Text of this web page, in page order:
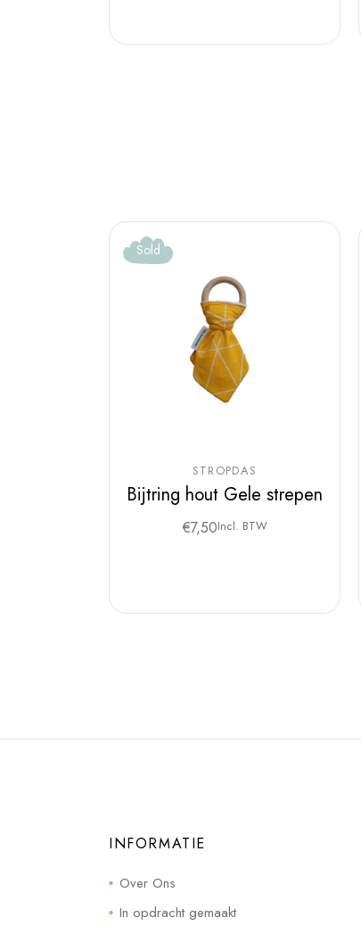
Sold
STROPDAS
Bijtring hout Gele strepen
€7,50Incl. BTW
INFORMATIE
Over Ons
In opdracht gemaakt